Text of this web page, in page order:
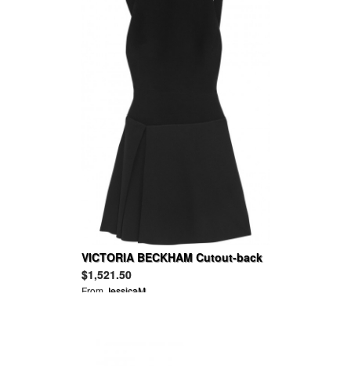
VICTORIA BECKHAM Cutout-back
crepe dress
$1,521.50
From JessicaM